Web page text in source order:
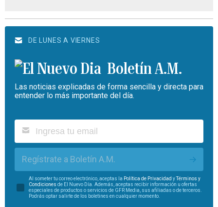
DE LUNES A VIERNES
Boletín A.M.
Las noticias explicadas de forma sencilla y directa para
entender lo más importante del día.
Regístrate a Boletín A.M.
Al someter tu correo electrónico, aceptas la Política de Privacidad yTérminos y
Condiciones de El Nuevo Día. Además, aceptas recibir información u ofertas
especiales de productos o servicios de GFR Media, sus afiliadas o de terceros.
Podrás optar salirte de los boletines en cualquier momento.